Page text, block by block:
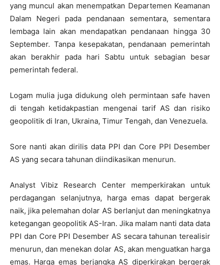
yang muncul akan menempatkan Departemen Keamanan
Dalam Negeri pada pendanaan sementara, sementara
lembaga lain akan mendapatkan pendanaan hingga 30
September. Tanpa kesepakatan, pendanaan pemerintah
akan berakhir pada hari Sabtu untuk sebagian besar
pemerintah federal.
Logam mulia juga didukung oleh permintaan safe haven
di tengah ketidakpastian mengenai tarif AS dan risiko
geopolitik di Iran, Ukraina, Timur Tengah, dan Venezuela.
Sore nanti akan dirilis data PPI dan Core PPI Desember
AS yang secara tahunan diindikasikan menurun.
Analyst Vibiz Research Center memperkirakan untuk
perdagangan selanjutnya, harga emas dapat bergerak
naik, jika pelemahan dolar AS berlanjut dan meningkatnya
ketegangan geopolitik AS-Iran. Jika malam nanti data data
PPI dan Core PPI Desember AS secara tahunan terealisir
menurun, dan menekan dolar AS, akan menguatkan harga
emas. Harga emas berjangka AS diperkirakan bergerak